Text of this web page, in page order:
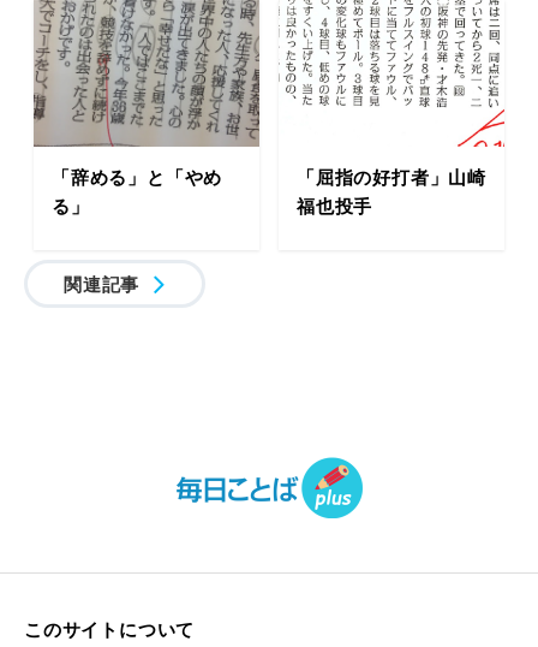
「辞める」と「やめ
る」
「屈指の好打者」山崎
福也投手
関連記事
このサイトについて